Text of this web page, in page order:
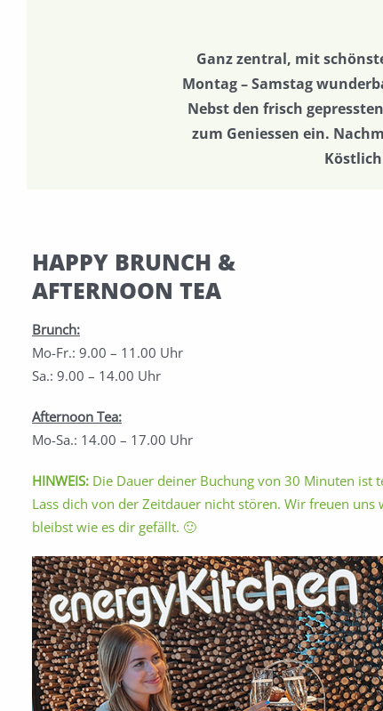
Ganz zentral, mit
Montag – Samstag
Nebst den frisch
zum Geniessen ein.
HAPPY BRUNCH &
AFTERNOON TEA
Brunch:
Mo-Fr.: 9.00 – 11.00 Uhr
Sa.: 9.00 – 14.00 Uhr
Afternoon Tea:
Mo-Sa.: 14.00 – 17.00 Uhr
HINWEIS:Die Dauer deiner Buchung von 30 Minuten ist
Lass dich von der Zeitdauer nicht stören. Wir freuen uns
bleibst wie es dir gefällt. 🙂